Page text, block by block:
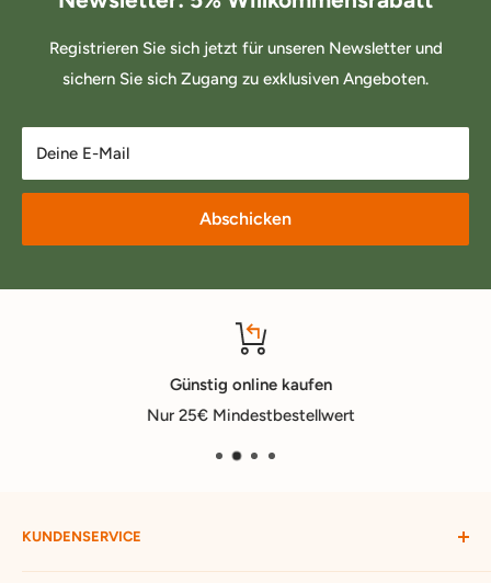
Registrieren Sie sich jetzt für unseren Newsletter und
sichern Sie sich Zugang zu exklusiven Angeboten.
Deine E-Mail
Abschicken
Günstig online kaufen
Nur 25€ Mindestbestellwert
KUNDENSERVICE
Mein Konto